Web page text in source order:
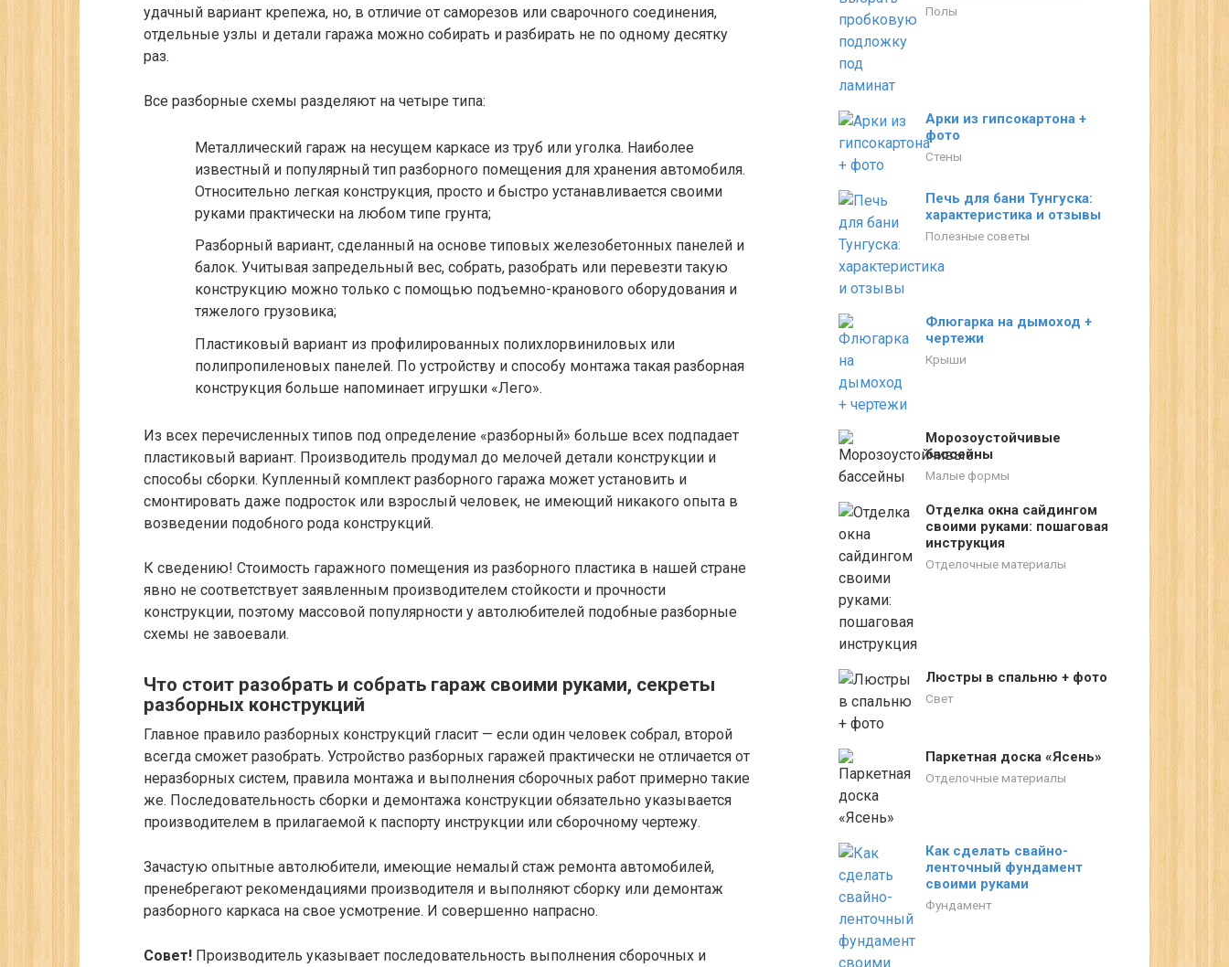
удачный вариант крепежа, но, в отличие от саморезов или сварочного соединения,
отдельные узлы и детали гаража можно собирать и разбирать не по одному десятку
раз.
Все разборные схемы разделяют на четыре типа:
Металлический гараж на несущем каркасе из труб или уголка. Наиболее
известный и популярный тип разборного помещения для хранения автомобиля.
Относительно легкая конструкция, просто и быстро устанавливается своими
руками практически на любом типе грунта;
Разборный вариант, сделанный на основе типовых железобетонных панелей и
балок. Учитывая запредельный вес, собрать, разобрать или перевезти такую
конструкцию можно только с помощью подъемно-кранового оборудования и
тяжелого грузовика;
Пластиковый вариант из профилированных полихлорвиниловых или
полипропиленовых панелей. По устройству и способу монтажа такая разборная
конструкция больше напоминает игрушки «Лего».
Из всех перечисленных типов под определение «разборный» больше всех подпадает
пластиковый вариант. Производитель продумал до мелочей детали конструкции и
способы сборки. Купленный комплект разборного гаража может установить и
смонтировать даже подросток или взрослый человек, не имеющий никакого опыта в
возведении подобного рода конструкций.
К сведению! Стоимость гаражного помещения из разборного пластика в нашей стране
явно не соответствует заявленным производителем стойкости и прочности
конструкции, поэтому массовой популярности у автолюбителей подобные разборные
схемы не завоевали.
Что стоит разобрать и собрать гараж своими руками, секреты
разборных конструкций
Главное правило разборных конструкций гласит — если один человек собрал, второй
всегда сможет разобрать. Устройство разборных гаражей практически не отличается от
неразборных систем, правила монтажа и выполнения сборочных работ примерно такие
же. Последовательность сборки и демонтажа конструкции обязательно указывается
производителем в прилагаемой к паспорту инструкции или сборочному чертежу.
Зачастую опытные автолюбители, имеющие немалый стаж ремонта автомобилей,
пренебрегают рекомендациями производителя и выполняют сборку или демонтаж
разборного каркаса на свое усмотрение. И совершенно напрасно.
Совет! Производитель указывает последовательность выполнения сборочных и
Полы
Арки из гипсокартона +
фото
Стены
Печь для бани Тунгуска:
характеристика и отзывы
Полезные советы
Флюгарка на дымоход +
чертежи
Крыши
Морозоустойчивые
бассейны
Малые формы
Отделка окна сайдингом
своими руками: пошаговая
инструкция
Отделочные материалы
Люстры в спальню + фото
Свет
Паркетная доска «Ясень»
Отделочные материалы
Как сделать свайно-
ленточный фундамент
своими руками
Фундамент